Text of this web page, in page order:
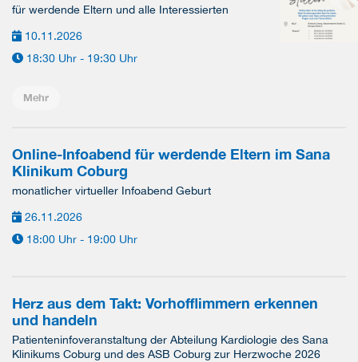
für werdende Eltern und alle Interessierten
10.11.2026
18:30 Uhr - 19:30 Uhr
Mehr
Online-Infoabend für werdende Eltern im Sana
Klinikum Coburg
monatlicher virtueller Infoabend Geburt
26.11.2026
18:00 Uhr - 19:00 Uhr
Herz aus dem Takt: Vorhofflimmern erkennen
und handeln
Patienteninfoveranstaltung der Abteilung Kardiologie des Sana
Klinikums Coburg und des ASB Coburg zur Herzwoche 2026